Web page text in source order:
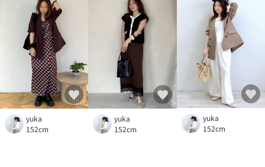
yuka
152cm
yuka
152cm
yuka
152cm